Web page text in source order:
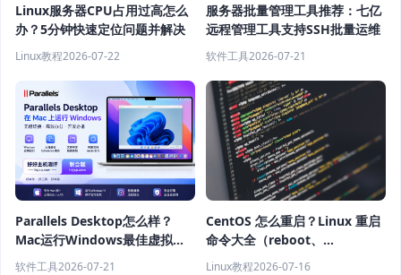
Linux服务器CPU占用过高怎么
办？5分钟快速定位问题并解决
Linux教程2026-07-22
服务器批量管理工具推荐：七亿
远程管理工具支持SSH批量运维
软件工具2026-07-21
Parallels Desktop怎么样？
Mac运行Windows最佳虚拟机
软件推荐
软件工具2026-07-21
CentOS 怎么重启？Linux 重启
命令大全（reboot、
shutdown、systemctl 教程）
Linux教程2026-07-16